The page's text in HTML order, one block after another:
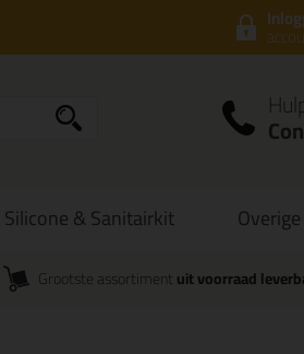
Silicone & Sanitairkit
Grootste assortiment uit voorraad